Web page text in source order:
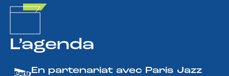
L’agenda
En partenariat avec Paris Jazz